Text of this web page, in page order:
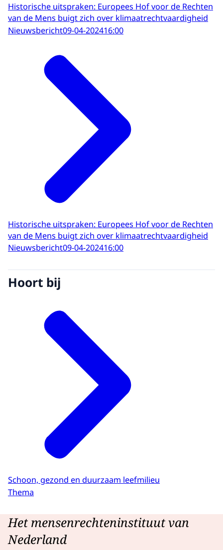
Historische uitspraken: Europees Hof voor de Rechten
van de Mens buigt zich over klimaatrechtvaardigheid
Nieuwsbericht09-04-202416:00
Historische uitspraken: Europees Hof voor de Rechten
van de Mens buigt zich over klimaatrechtvaardigheid
Nieuwsbericht09-04-202416:00
Hoort bij
Schoon, gezond en duurzaam leefmilieu
Thema
Het mensenrechteninstituut van
Nederland